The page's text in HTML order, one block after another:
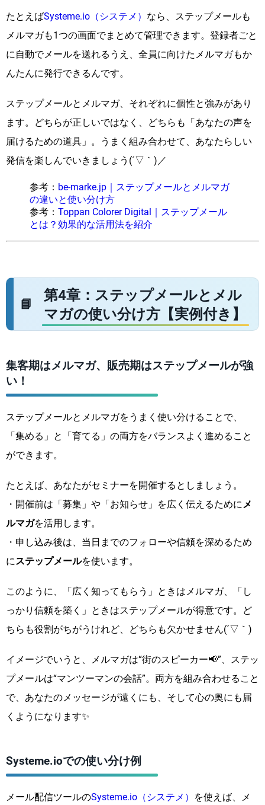
たとえばSysteme.io（システメ） なら、ステップメールも
メルマガも1つの画面でまとめて管理できます。登録者ごと
に自動でメールを送れるうえ、全員に向けたメルマガもか
んたんに発行できるんです。
ステップメールとメルマガ、それぞれに個性と強みがあり
ます。どちらが正しいではなく、どちらも「あなたの声を
届けるための道具」。うまく組み合わせて、あなたらしい
発信を楽しんでいきましょう(´▽｀)／
参考： be-marke.jp｜ステップメールとメルマガ
の違いと使い分け方
参考： Toppan Colorer Digital｜ステップメール
とは？効果的な活用法を紹介
第4章：ステップメールとメル
マガの使い分け方【実例付き】
集客期はメルマガ、販売期はステップメールが強
い！
ステップメールとメルマガをうまく使い分けることで、
「集める」と「育てる」の両方をバランスよく進めること
ができます。
たとえば、あなたがセミナーを開催するとしましょう。
・開催前は「募集」や「お知らせ」を広く伝えるためにメ
ルマガを活用します。
・申し込み後は、当日までのフォローや信頼を深めるため
にステップメールを使います。
このように、「広く知ってもらう」ときはメルマガ、「し
っかり信頼を築く」ときはステップメールが得意です。ど
ちらも役割がちがうけれど、どちらも欠かせません(´▽｀)
イメージでいうと、メルマガは“街のスピーカー📢”、ステッ
プメールは“マンツーマンの会話”。両方を組み合わせること
で、あなたのメッセージが遠くにも、そして心の奥にも届
くようになります✨
Systeme.ioでの使い分け例
メール配信ツールのSysteme.io（システメ）
を使えば、メ